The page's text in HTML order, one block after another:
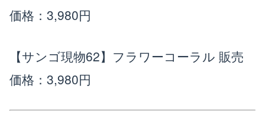
価格：3,980円
【サンゴ現物62】フラワーコーラル 販売
価格：3,980円